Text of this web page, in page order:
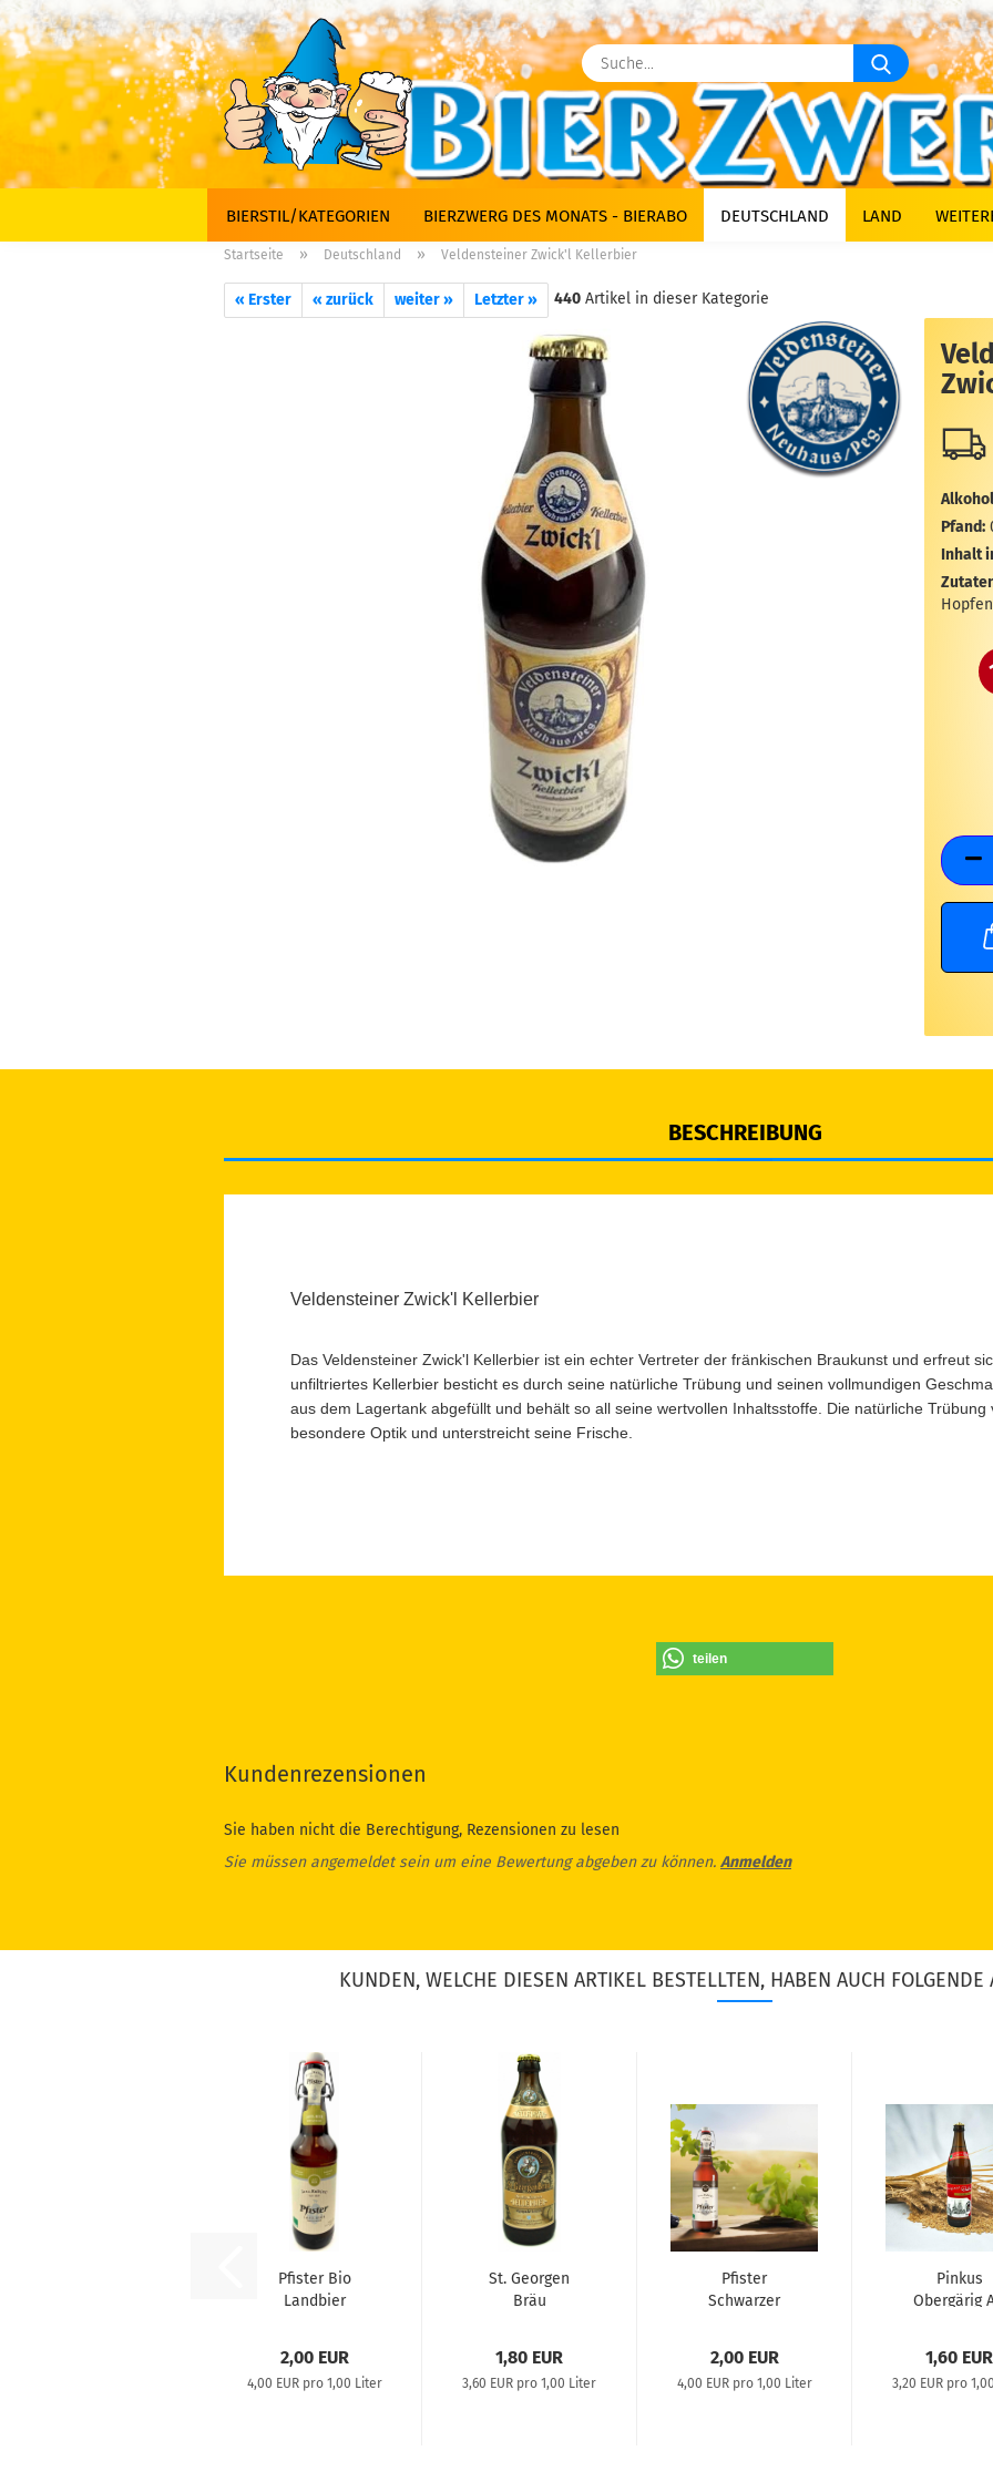
Suche...
BIERSTIL/KATEGORIEN BIERZWERG DES MONATS - BIERABO DEUTSCHLAND LAND
Startseite » Deutschland » Veldensteiner Zwick'l Kellerbier
« Erster « zurück weiter » Letzter » 440 Artikel in dieser Kategorie
Pfand:
Inhalt
BESCHREIBUNG
Veldensteiner Zwick'l Kellerbier
Das Veldensteiner Zwick'l Kellerbier ist ein echter Vertreter der fränkischen Braukunst und erfreut
unfiltriertes Kellerbier besticht es durch seine natürliche Trübung und seinen vollmundigen
aus dem Lagertank abgefüllt und behält so all seine wertvollen Inhaltsstoffe. Die natürliche Trübung
besondere Optik und unterstreicht seine Frische.
teilen
Kundenrezensionen
Sie haben nicht die Berechtigung, Rezensionen zu lesen
Sie müssen angemeldet sein um eine Bewertung abgeben zu können. Anmelden
KUNDEN, WELCHE DIESEN ARTIKEL BESTELLTEN, HABEN AUCH FOLGENDE
Pfister Bio
Landbier
2,00 EUR
4,00 EUR pro 1,00 Liter
St. Georgen
Bräu
1,80 EUR
3,60 EUR pro 1,00 Liter
Pfister
Schwarzer
2,00 EUR
4,00 EUR pro 1,00 Liter
Pinkus
Obergärig
1,60 EUR
3,20 EUR pro